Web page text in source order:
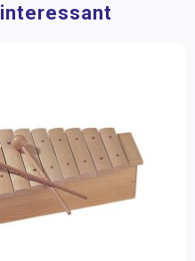
interessant